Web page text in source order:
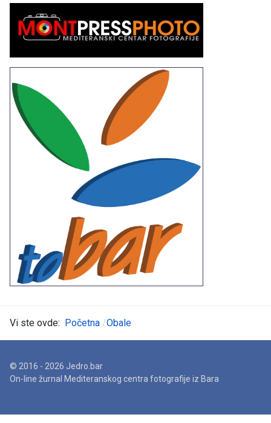
Vi ste ovde: Početna Obale
© 2016 - 2026 Jedro.bar
On-line žurnal Mediteranskog centra fotografije iz Bara